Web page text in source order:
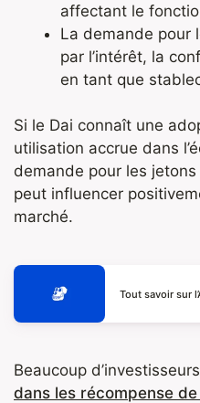
affectant le
La demande pour
par l’intérêt, la
en tant que
Si le Dai connaît une
utilisation accrue dans
demande pour les
peut influencer
marché.
Tout savoir sur
Beaucoup
dans les récompense